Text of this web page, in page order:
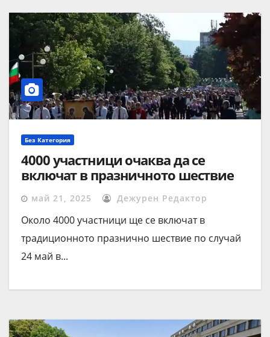
Без Категория
4000 участници очаква да се
включат в празничното шествие
за 24 май в Шумен
май 21, 2025 Дежурен Редактор
Около 4000 участници ще се включат в
традиционното празнично шествие по случай
24 май в...